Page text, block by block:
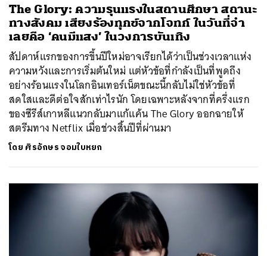
The Glory: ความรุนแรงในสถานศึกษา สถานะ
ทางสังคม เสียงร้องทุกข์จากโจทก์ ในวันที่จํา
เลยคือ ‘คนมีแสง’ ในวงการบันเทิง
สัปดาห์แรกของการขึ้นปีใหม่อาจเรียกได้ว่าเป็นช่วงเวลาแห่ง
ความหวังและการเริ่มต้นใหม่ แต่หัวข้อที่กำลังเป็นที่พูดถึง
อย่างร้อนแรงในโลกอินเทอร์เน็ตขณะนี้กลับไม่ใช่หัวข้อที่
สดใสและดีต่อใจสักเท่าไรนัก โดยเฉพาะหลังจากที่ครึ่งแรก
ของซีรีส์เกาหลีแนวกลับมาแก้แค้น The Glory ออกฉายให้
สตรีมทาง Netflix เมื่อช่วงสิ้นปีที่ผ่านมา
โดย ศิรอักษร จอมใบหยก
ค้นหา
TWEET EMAIL